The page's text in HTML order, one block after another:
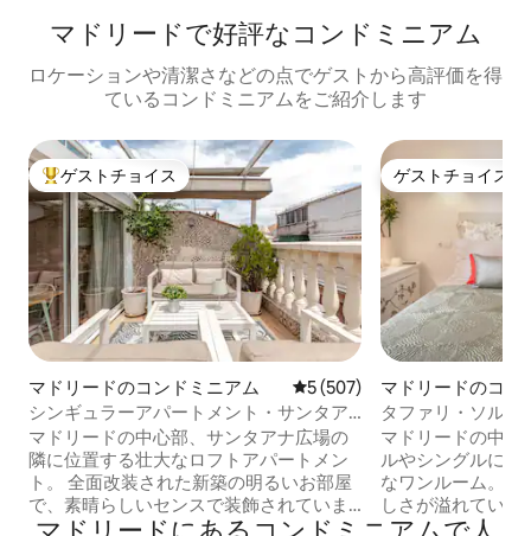
マドリードで好評なコンドミニアム
ロケーションや清潔さなどの点でゲストから高評価を得
ているコンドミニアムをご紹介します
大好評のゲストチョイスです。
ゲストチョイス
マドリードのコンドミニアム レビュー507件、5つ星中5つ
5 (507)
シンギュラーアパートメント・サンタア
ナ・テラスラグジュアリー
マドリードの中心部、サンタアナ広場の
隣に位置する壮大なロフトアパートメン
ト。 全面改装された新築の明るいお部屋
で、素晴らしいセンスで装飾されていま
す。 マドリードの快適な気候を楽しむた
ゲストチョイス
ゲストチョイス
マドリードのコン
ム
タファリ・ソル -
マドリードの中心
ルやシングルに最
なワンルーム。北
しさが溢れてい
ス・レトラス地区